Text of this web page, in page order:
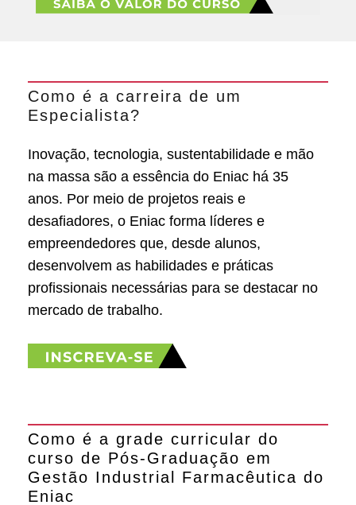
Como é a carreira de um
Especialista?
Inovação, tecnologia, sustentabilidade e mão
na massa são a essência do Eniac há 35
anos. Por meio de projetos reais e
desafiadores, o Eniac forma líderes e
empreendedores que, desde alunos,
desenvolvem as habilidades e práticas
profissionais necessárias para se destacar no
mercado de trabalho.
Como é a grade curricular do
curso de Pós-Graduação em
Gestão Industrial Farmacêutica do
Eniac